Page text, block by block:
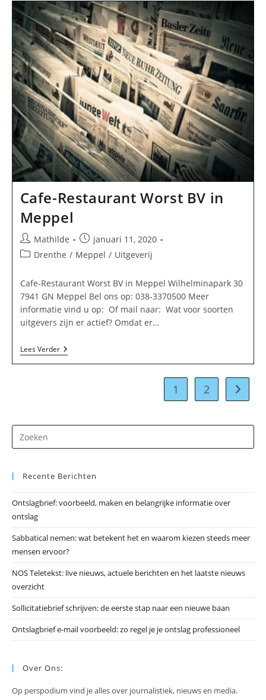
Meppel
Cafe-Restaurant Worst BV in
Meppel
Bericht
auteur:
Mathilde
Bericht
gepubliceerd
januari 11, 2020
Berichtcategorie:
Drenthe / Meppel / Uitgeverij
Cafe-Restaurant Worst BV in Meppel Wilhelminapark 30
7941 GN Meppel Bel ons op: 038-3370500 Meer
informatie vind u op: Of mail naar: Wat voor soorten
uitgevers zijn er actief? Omdat er…
Lees VerderCafe-
Restaurant
1 2 Naar
op
Recente Berichten
Ontslagbrief: voorbeeld, maken en belangrijke informatie over
ontslag
Sabbatical nemen: wat betekent het en waarom kiezen steeds meer
mensen ervoor?
NOS Teletekst: live nieuws, actuele berichten en het laatste nieuws
overzicht
Sollicitatiebrief schrijven: de eerste stap naar een nieuwe baan
Ontslagbrief e-mail voorbeeld: zo regel je je ontslag professioneel
Over Ons:
Op perspodium vind je alles over journalistiek, nieuws en media.